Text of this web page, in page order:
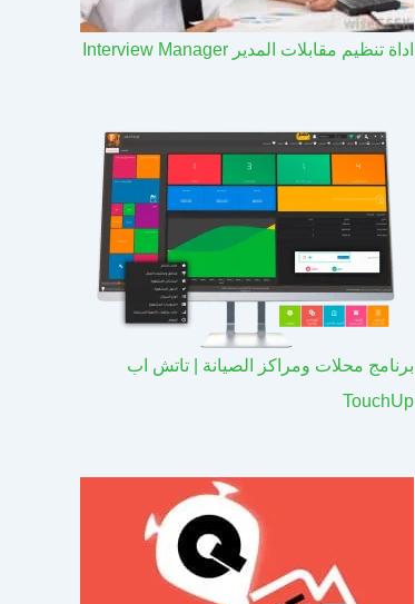
اداة تنظيم مقابلات المدير Interview Manager
برنامج محلات ومراكز الصيانة | تاتش اب
TouchUp